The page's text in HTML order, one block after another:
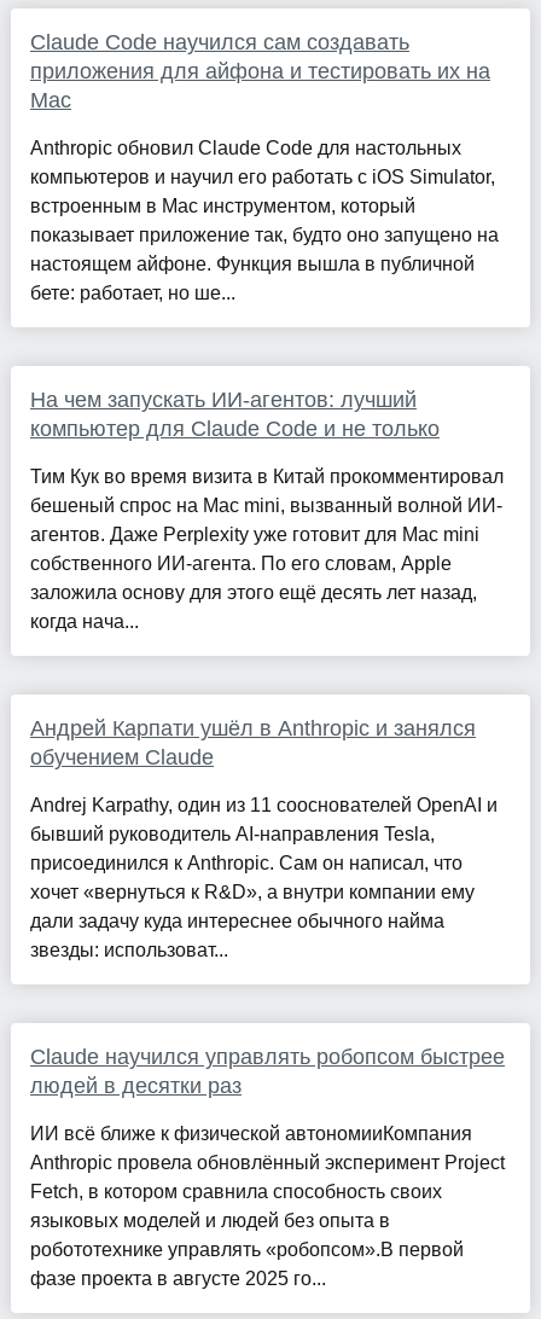
Claude Code научился сам создавать
приложения для айфона и тестировать их на
Mac
Anthropic обновил Claude Code для настольных
компьютеров и научил его работать с iOS Simulator,
встроенным в Mac инструментом, который
показывает приложение так, будто оно запущено на
настоящем айфоне. Функция вышла в публичной
бете: работает, но ше...
На чем запускать ИИ-агентов: лучший
компьютер для Claude Code и не только
Тим Кук во время визита в Китай прокомментировал
бешеный спрос на Mac mini, вызванный волной ИИ-
агентов. Даже Perplexity уже готовит для Mac mini
собственного ИИ-агента. По его словам, Apple
заложила основу для этого ещё десять лет назад,
когда нача...
Андрей Карпати ушёл в Anthropic и занялся
обучением Claude
Andrej Karpathy, один из 11 сооснователей OpenAI и
бывший руководитель AI-направления Tesla,
присоединился к Anthropic. Сам он написал, что
хочет «вернуться к R&D», а внутри компании ему
дали задачу куда интереснее обычного найма
звезды: использоват...
Claude научился управлять робопсом быстрее
людей в десятки раз
ИИ всё ближе к физической автономииКомпания
Anthropic провела обновлённый эксперимент Project
Fetch, в котором сравнила способность своих
языковых моделей и людей без опыта в
робототехнике управлять «робопсом».В первой
фазе проекта в августе 2025 го...